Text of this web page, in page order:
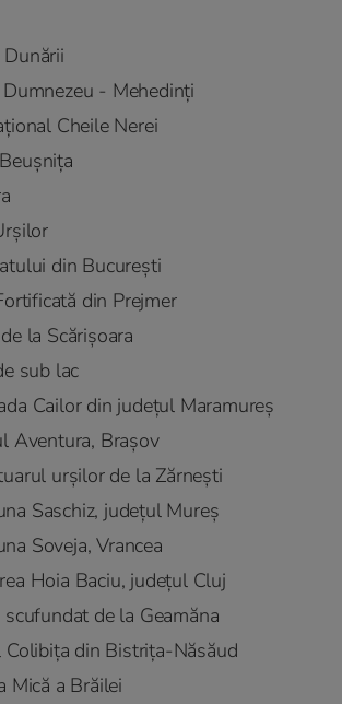
Dunării
- Mehedinți
Cheile Nerei
din București
din Prejmer
la Scărișoara
sub lac
Cailor din județul Maramureș
Aventura, Brașov
urșilor de la Zărnești
Saschiz, județul Mureș
Soveja, Vrancea
Hoia Baciu, județul Cluj
de la Geamăna
Colibița din Bistrița-Năsăud
Mică a Brăilei